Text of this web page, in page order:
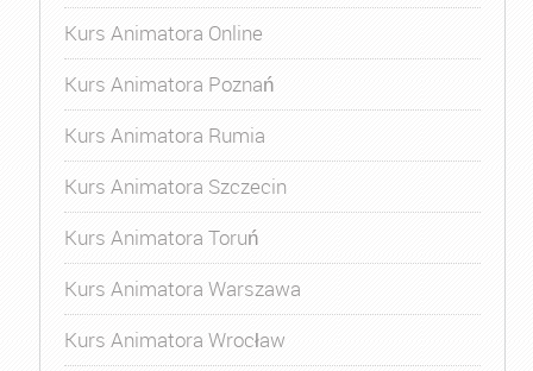
Kurs Animatora Online
Kurs Animatora Poznań
Kurs Animatora Rumia
Kurs Animatora Szczecin
Kurs Animatora Toruń
Kurs Animatora Warszawa
Kurs Animatora Wrocław